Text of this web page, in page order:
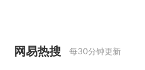
网易热搜 每30分钟更新